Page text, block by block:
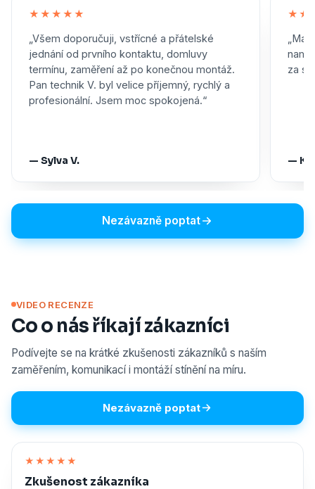
★★★★★
„Všem doporučuji, vstřícné a přátelské
jednání od prvního kontaktu, domluvy
termínu, zaměření až po konečnou montáž.
Pan technik V. byl velice příjemný, rychlý a
profesionální. Jsem moc spokojená.“
— Sylva V.
za
—
Nezávazně poptat
VIDEO RECENZE
Co o nás říkají zákazníci
Podívejte se na krátké zkušenosti zákazníků s naším
zaměřením, komunikací i montáží stínění na míru.
Nezávazně poptat
★★★★★
Zkušenost zákazníka